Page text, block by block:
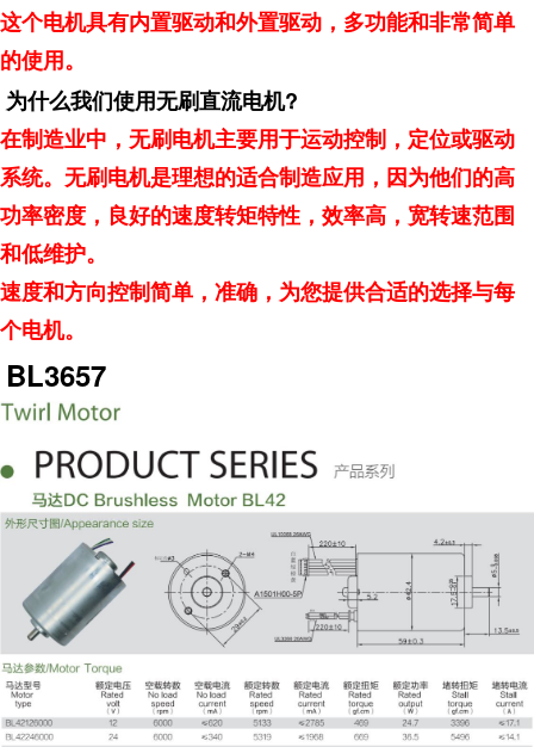
这个电机具有内置驱动和外置驱动，多功能和非常简单
的使用。
为什么我们使用无刷直流电机?
在制造业中，无刷电机主要用于运动控制，定位或驱动
系统。无刷电机是理想的适合制造应用，因为他们的高
功率密度，良好的速度转矩特性，效率高 ，宽转速范围
和低维护。
速度和方向控制简单，准确，为您提供合适的选择与每
个电机。
BL3657